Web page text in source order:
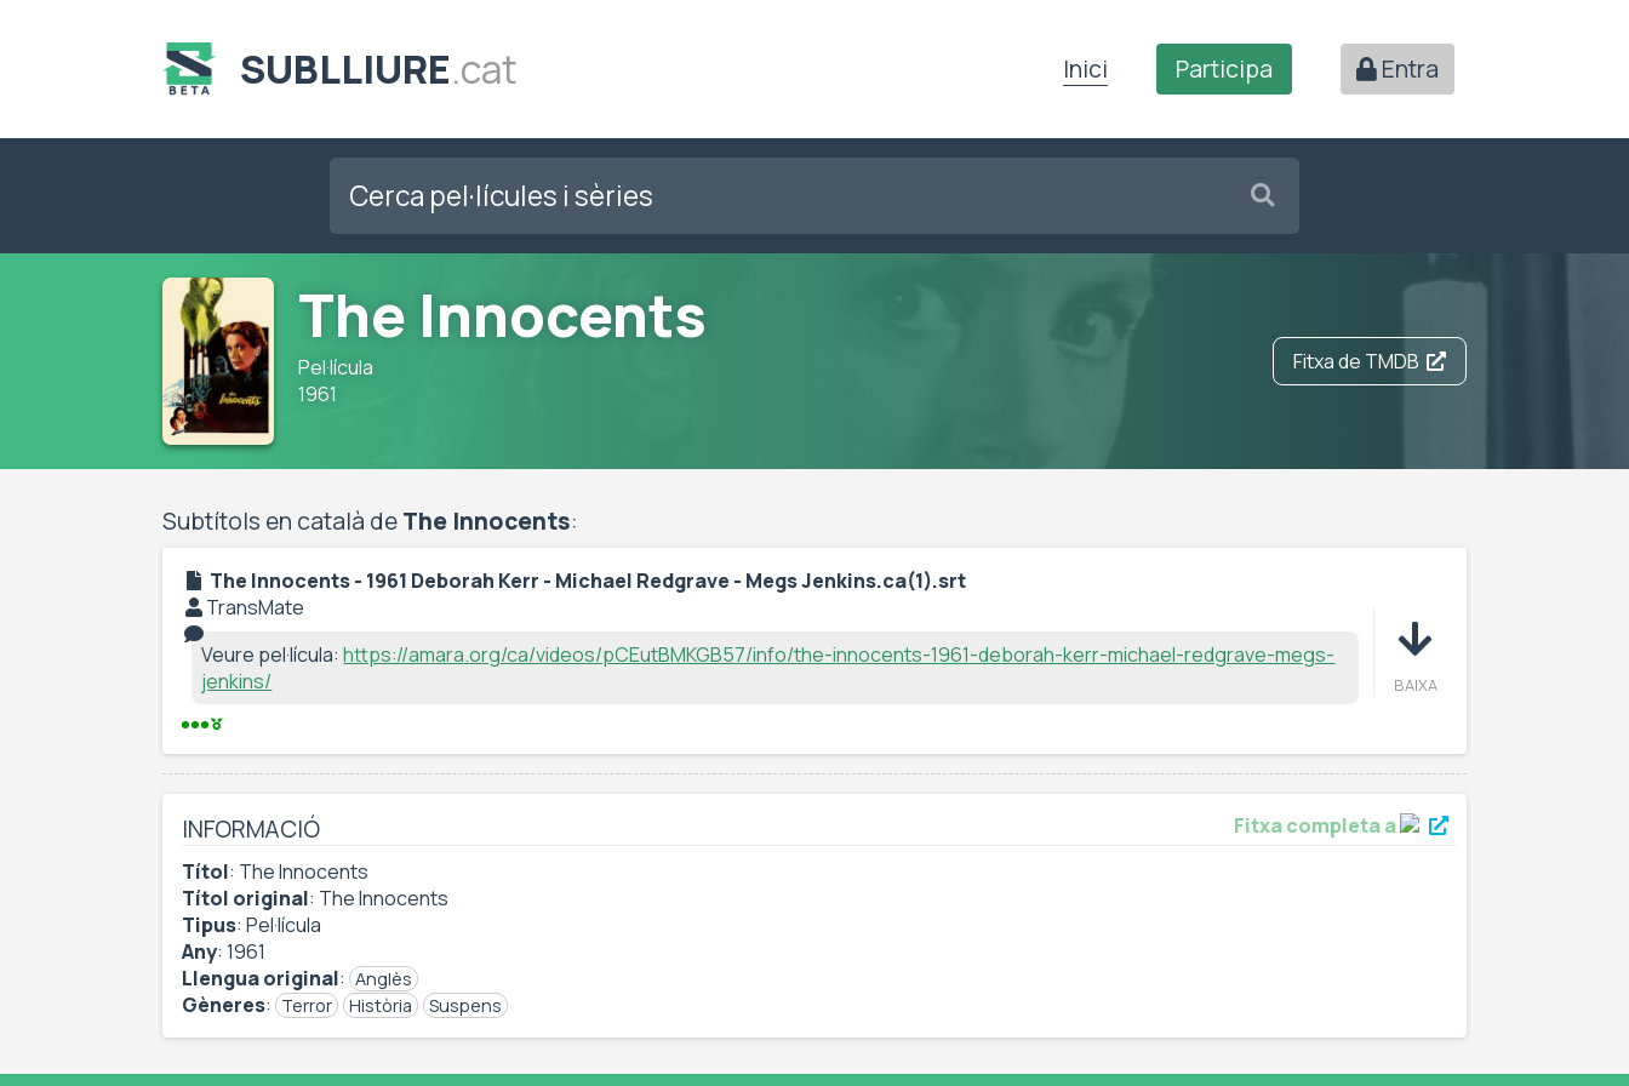
SUBLLIURE.cat Inici Participa Entra
The Innocents
Pel·lícula
1961
Fitxa de TMDB
Subtítols en català deThe Innocents:
The Innocents - 1961 Deborah Kerr - Michael Redgrave - Megs Jenkins.ca(1).srt
TransMate
Veure pel·lícula:https://amara.org/ca/videos/pCEutBMKGB57/info/the-innocents-1961-deborah-kerr-michael-redgrave-megs-
jenkins/
Baixa
BAIXA
INFORMACIÓ
Títol: The Innocents
Títol original: The Innocents
Tipus:Pel·lícula
Any:1961
Llengua original: Anglès
Gèneres: Terror Història Suspens
Fitxa completa a